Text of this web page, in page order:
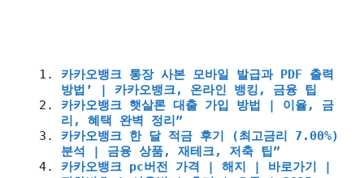
카카오뱅크 통장 사본 모바일 발급과 PDF 출력
방법’ | 카카오뱅크, 온라인 뱅킹, 금융 팁
카카오뱅크 햇살론 대출 가입 방법 | 이율, 금
리, 혜택 완벽 정리”
카카오뱅크 한 달 적금 후기 (최고금리 7.00%)
분석 | 금융 상품, 재테크, 저축 팁”
카카오뱅크 pc버전 가격 | 해지 | 바로가기 |